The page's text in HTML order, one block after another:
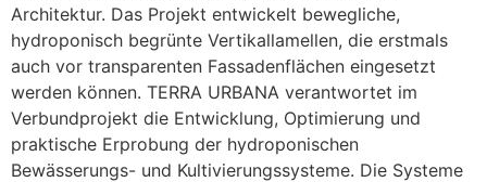
Architektur. Das Projekt entwickelt bewegliche,
hydroponisch begrünte Vertikallamellen, die erstmals
auch vor transparenten Fassadenflächen eingesetzt
werden können. TERRA URBANA verantwortet im
Verbundprojekt die Entwicklung, Optimierung und
praktische Erprobung der hydroponischen
Bewässerungs- und Kultivierungssysteme. Die Systeme